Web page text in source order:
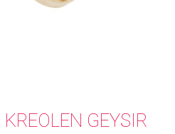
GEYSIR